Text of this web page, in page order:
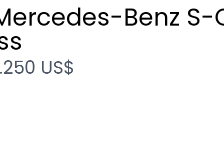
Benz S-
US$